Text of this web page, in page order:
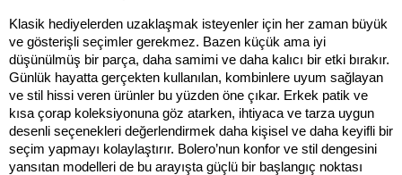
Klasik hediyelerden uzaklaşmak isteyenler için her zaman büyük
ve gösterişli seçimler gerekmez. Bazen küçük ama iyi
düşünülmüş bir parça, daha samimi ve daha kalıcı bir etki bırakır.
Günlük hayatta gerçekten kullanılan, kombinlere uyum sağlayan
ve stil hissi veren ürünler bu yüzden öne çıkar. Erkek patik ve
kısa çorap koleksiyonuna göz atarken, ihtiyaca ve tarza uygun
desenli seçenekleri değerlendirmek daha kişisel ve daha keyifli bir
seçim yapmayı kolaylaştırır. Bolero’nun konfor ve stil dengesini
yansıtan modelleri de bu arayışta güçlü bir başlangıç noktası